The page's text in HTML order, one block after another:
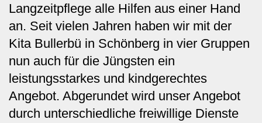
Langzeitpflege alle Hilfen aus einer Hand
an. Seit vielen Jahren haben wir mit der
Kita Bullerbü in Schönberg in vier Gruppen
nun auch für die Jüngsten ein
leistungsstarkes und kindgerechtes
Angebot. Abgerundet wird unser Angebot
durch unterschiedliche freiwillige Dienste